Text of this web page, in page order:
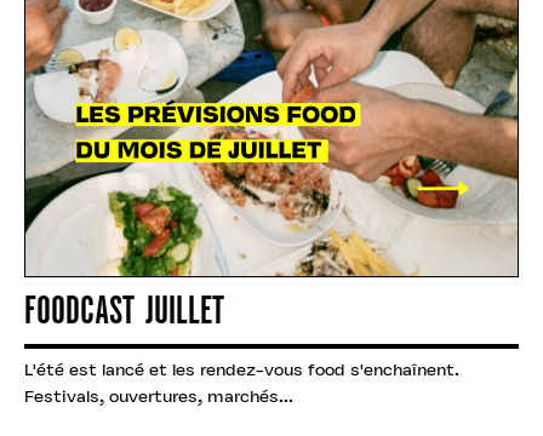
FOODCAST JUILLET
L'été est lancé et les rendez-vous food s'enchaînent.
Festivals, ouvertures, marchés...